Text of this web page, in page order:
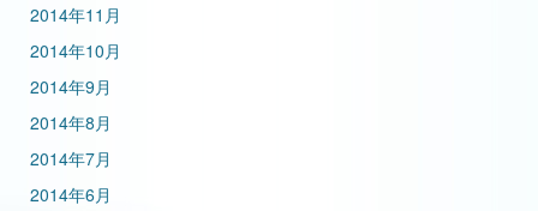
2014年11月
2014年10月
2014年9月
2014年8月
2014年7月
2014年6月